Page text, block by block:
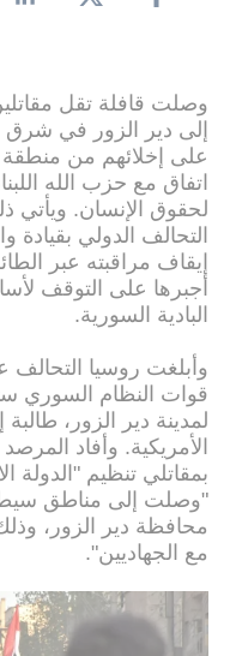
وصلت قافلة تقل
إلى دير الزور في شرق
على إخلائهم من منطقة
اتفاق مع حزب الله
لحقوق الإنسان. ويأتي
التحالف الدولي
إيقاف مراقبته عبر
أجبرها على التوقف
البادية السورية.
وأبلغت روسيا
قوات النظام السوري
لمدينة دير الزور،
الأمريكية. وأفاد
بمقاتلي تنظيم "الدولة
"وصلت إلى مناطق
محافظة دير الزور،
مع الجهاديين".